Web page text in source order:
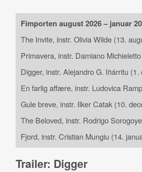
Fimporten august 2026 – januar
The Invite, instr. Olivia Wilde (13.
Primavera, instr. Damiano Michieletto
Digger, instr. Alejandro G. Iñárritu (1.
En farlig affære, instr. Ludovica
Gule breve, instr. Ilker Catak (10.
The Beloved, instr. Rodrigo
Fjord, instr. Cristian Mungiu (14.
Trailer: Digger